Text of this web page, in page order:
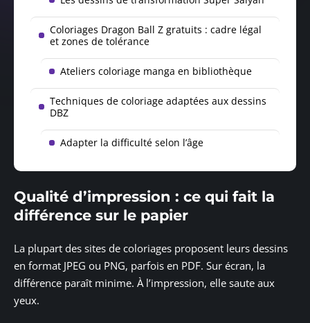
Coloriages Dragon Ball Z gratuits : cadre légal
et zones de tolérance
Ateliers coloriage manga en bibliothèque
Techniques de coloriage adaptées aux dessins
DBZ
Adapter la difficulté selon l’âge
Qualité d’impression : ce qui fait la
différence sur le papier
La plupart des sites de coloriages proposent leurs dessins
en format JPEG ou PNG, parfois en PDF. Sur écran, la
différence paraît minime. À l’impression, elle saute aux
yeux.